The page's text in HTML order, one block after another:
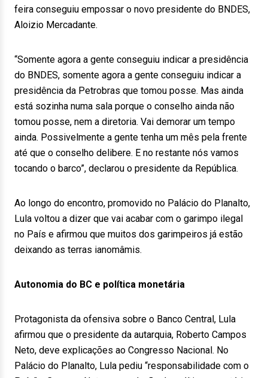
feira conseguiu empossar o novo presidente do BNDES,
Aloizio Mercadante.
“Somente agora a gente conseguiu indicar a presidência
do BNDES, somente agora a gente conseguiu indicar a
presidência da Petrobras que tomou posse. Mas ainda
está sozinha numa sala porque o conselho ainda não
tomou posse, nem a diretoria. Vai demorar um tempo
ainda. Possivelmente a gente tenha um mês pela frente
até que o conselho delibere. E no restante nós vamos
tocando o barco”, declarou o presidente da República.
Ao longo do encontro, promovido no Palácio do Planalto,
Lula voltou a dizer que vai acabar com o garimpo ilegal
no País e afirmou que muitos dos garimpeiros já estão
deixando as terras ianomâmis.
Autonomia do BC e política monetária
Protagonista da ofensiva sobre o Banco Central, Lula
afirmou que o presidente da autarquia, Roberto Campos
Neto, deve explicações ao Congresso Nacional. No
Palácio do Planalto, Lula pediu “responsabilidade com o